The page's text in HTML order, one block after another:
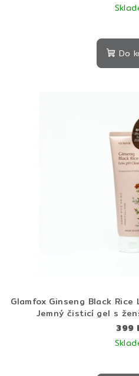
Do
Glamfox Ginseng Black
Jemný čisticí gel s
399